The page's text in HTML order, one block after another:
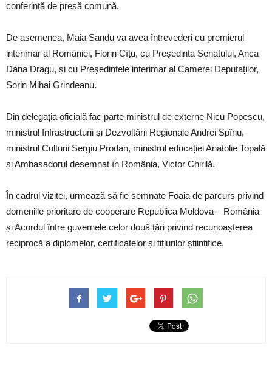
conferință de presă comună.
De asemenea, Maia Sandu va avea întrevederi cu premierul
interimar al României, Florin Cîțu, cu Președinta Senatului, Anca
Dana Dragu, și cu Președintele interimar al Camerei Deputaților,
Sorin Mihai Grindeanu.
Din delegația oficială fac parte ministrul de externe Nicu Popescu,
ministrul Infrastructurii și Dezvoltării Regionale Andrei Spînu,
ministrul Culturii Sergiu Prodan, ministrul educației Anatolie Topală
și Ambasadorul desemnat în România, Victor Chirilă.
În cadrul vizitei, urmează să fie semnate Foaia de parcurs privind
domeniile prioritare de cooperare Republica Moldova – România
și Acordul între guvernele celor două țări privind recunoașterea
reciprocă a diplomelor, certificatelor și titlurilor științifice.